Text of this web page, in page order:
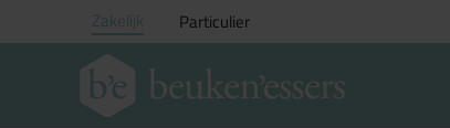
Zakelijk Particulier